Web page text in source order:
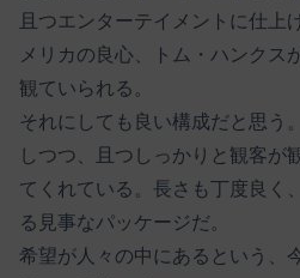
且つエンターテイメントに仕上
メリカの良心、トム・ハンクス
観ていられる。
それにしても良い構成だと思う
しつつ、且つしっかりと観客が
てくれている。長さも丁度良く
る見事なパッケージだ。
希望が人々の中にあるという、